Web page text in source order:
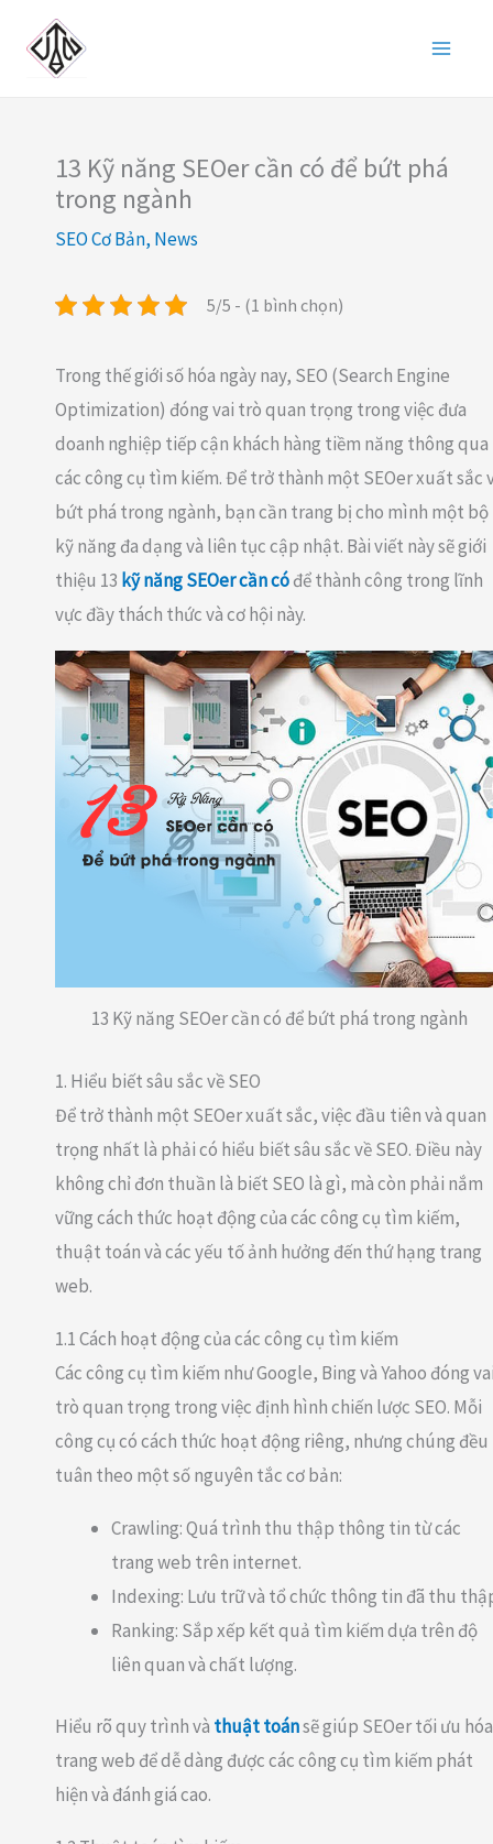
13 Kỹ năng SEOer cần có để bứt phá
trong ngành
SEO Cơ Bản, News
5/5 - (1 bình chọn)
Trong thế giới số hóa ngày nay, SEO (Search Engine
Optimization) đóng vai trò quan trọng trong việc đưa
doanh nghiệp tiếp cận khách hàng tiềm năng thông qua
các công cụ tìm kiếm. Để trở thành một SEOer xuất sắc
bứt phá trong ngành, bạn cần trang bị cho mình một bộ
kỹ năng đa dạng và liên tục cập nhật. Bài viết này sẽ giới
thiệu 13 kỹ năng SEOer cần cóđể thành công trong lĩnh
vực đầy thách thức và cơ hội này.
13 Kỹ năng SEOer cần có để bứt phá trong ngành
1. Hiểu biết sâu sắc về SEO
Để trở thành một SEOer xuất sắc, việc đầu tiên và quan
trọng nhất là phải có hiểu biết sâu sắc về SEO. Điều này
không chỉ đơn thuần là biết SEO là gì, mà còn phải nắm
vững cách thức hoạt động của các công cụ tìm kiếm,
thuật toán và các yếu tố ảnh hưởng đến thứ hạng trang
web.
1.1 Cách hoạt động của các công cụ tìm kiếm
Các công cụ tìm kiếm như Google, Bing và Yahoo đóng
trò quan trọng trong việc định hình chiến lược SEO. Mỗi
công cụ có cách thức hoạt động riêng, nhưng chúng đều
tuân theo một số nguyên tắc cơ bản:
Crawling: Quá trình thu thập thông tin từ các
trang web trên internet.
Indexing: Lưu trữ và tổ chức thông tin đã thu
Ranking: Sắp xếp kết quả tìm kiếm dựa trên độ
liên quan và chất lượng.
Hiểu rõ quy trình và thuật toánsẽ giúp SEOer tối ưu hóa
trang web để dễ dàng được các công cụ tìm kiếm phát
hiện và đánh giá cao.